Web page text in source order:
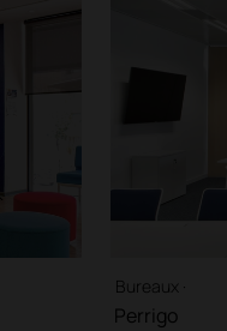
Bureaux ·
Perrigo